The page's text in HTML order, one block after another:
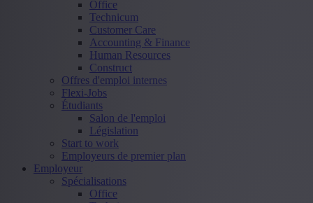
Office
Technicum
Customer Care
Accounting & Finance
Human Resources
Construct
Offres d'emploi internes
Flexi-Jobs
Étudiants
Salon de l'emploi
Législation
Start to work
Employeurs de premier plan
Employeur
Spécialisations
Office